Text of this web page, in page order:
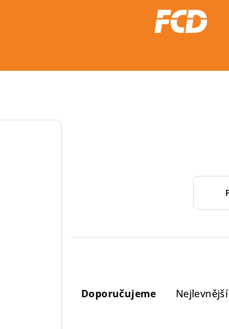
aDoporučujeme Nejlevnější